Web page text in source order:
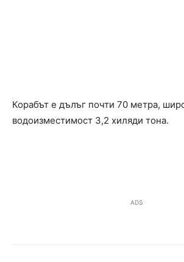
Корабът е дълъг почти 70 метра,
водоизместимост 3,2 хиляди тона.
ADS